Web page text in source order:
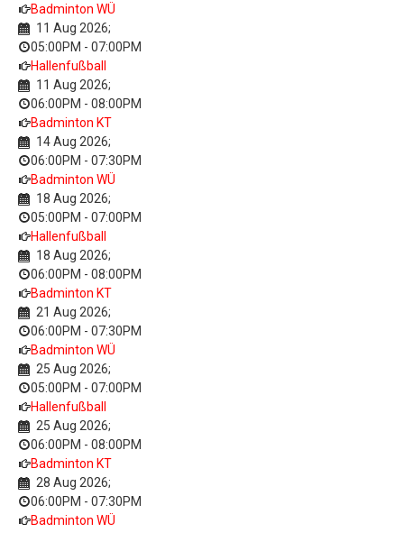
Badminton WÜ
11 Aug 2026;
05:00PM - 07:00PM
Hallenfußball
11 Aug 2026;
06:00PM - 08:00PM
Badminton KT
14 Aug 2026;
06:00PM - 07:30PM
Badminton WÜ
18 Aug 2026;
05:00PM - 07:00PM
Hallenfußball
18 Aug 2026;
06:00PM - 08:00PM
Badminton KT
21 Aug 2026;
06:00PM - 07:30PM
Badminton WÜ
25 Aug 2026;
05:00PM - 07:00PM
Hallenfußball
25 Aug 2026;
06:00PM - 08:00PM
Badminton KT
28 Aug 2026;
06:00PM - 07:30PM
Badminton WÜ